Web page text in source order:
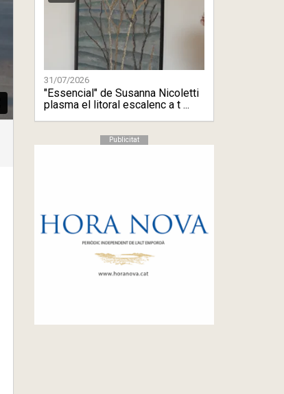
31/07/2026
"Essencial" de Susanna Nicoletti
plasma el litoral escalenc a t ...
Publicitat